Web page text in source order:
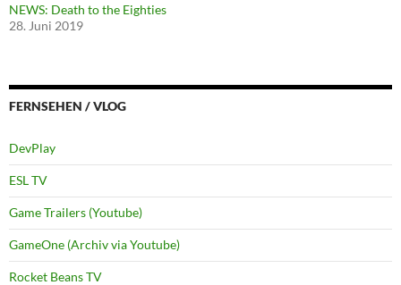
NEWS: Death to the Eighties
28. Juni 2019
FERNSEHEN / VLOG
DevPlay
ESL TV
Game Trailers (Youtube)
GameOne (Archiv via Youtube)
Rocket Beans TV